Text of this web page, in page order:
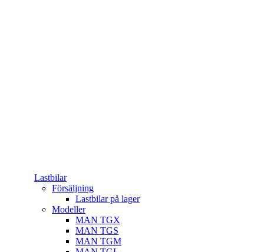
Lastbilar
Försäljning
Lastbilar på lager
Modeller
MAN TGX
MAN TGS
MAN TGM